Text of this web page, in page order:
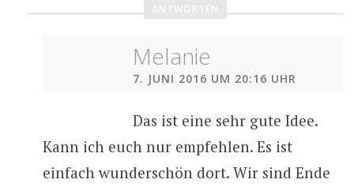
ANTWORTEN
Melanie
7. JUNI 2016 UM 20:16 UHR
Das ist eine sehr gute Idee.
Kann ich euch nur empfehlen. Es ist
einfach wunderschön dort. Wir sind Ende